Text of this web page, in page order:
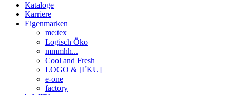
Kataloge
Karriere
Eigenmarken
me:tex
Logisch Öko
mmmhh...
Cool and Fresh
LOGO & [I´KU]
e-one
factory